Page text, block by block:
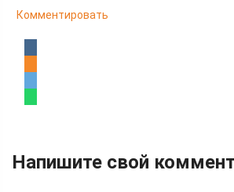
Комментировать
Напишите свой